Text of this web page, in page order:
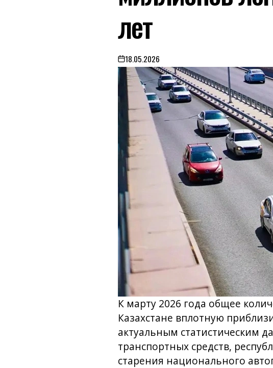
лет
on18.05.2026
К марту 2026 года общее
Казахстане вплотную
актуальным статистическим
транспортных средств,
старения национального